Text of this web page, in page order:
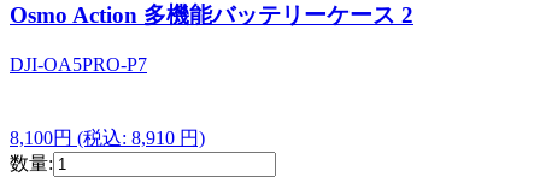
Osmo Action 多機能バッテリーケース 2
DJI-OA5PRO-P7
8,100円 (税込: 8,910 円)
数量: